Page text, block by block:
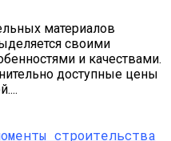
материалов
своими
и качествами.
доступные цены